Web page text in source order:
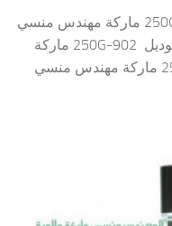
مكائن تعبيه و تغليف لوز موديل 902-250G ماركة مهندس منسي
مواصفات مكائن تعبيه و تغليف لوز موديل 902-250G ماركة
مهندس منسي اسم الموديل 902-250G ماركة مهندس منسي